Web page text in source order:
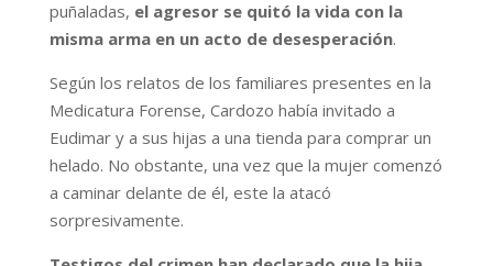
puñaladas, el agresor se quitó la vida con la
misma arma en un acto de desesperación.
Según los relatos de los familiares presentes en la
Medicatura Forense, Cardozo había invitado a
Eudimar y a sus hijas a una tienda para comprar un
helado. No obstante, una vez que la mujer comenzó
a caminar delante de él, este la atacó
sorpresivamente.